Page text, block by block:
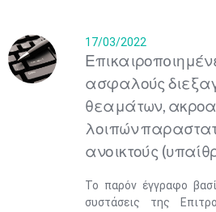
17/03/2022
ασφαλούς
θεαμάτων,
λοιπών
ανοικτούς
Το παρόν έγγραφο
συστάσεις της